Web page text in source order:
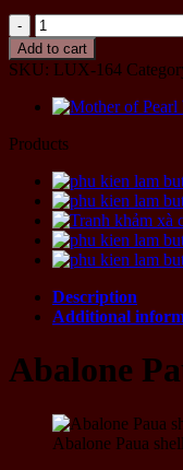
Abalone
Paua
shell
ballpoint
and
fountain
pen
quantity
Add to cart
SKU: LUX-164
Products
Description
Additional
Abalone
Abalone Paua